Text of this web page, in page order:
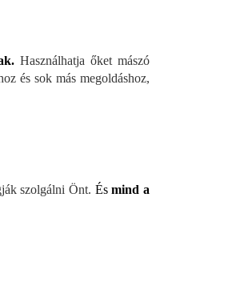
Használhatja őket mászó
és sok más megoldáshoz,
szolgálni Önt. Ésmind a